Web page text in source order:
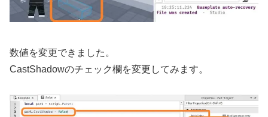
数値を変更できました。
CastShadowのチェック欄を変更してみます。